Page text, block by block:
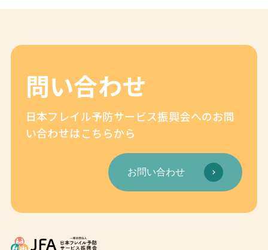
問い合わせ
日本フレイル予防サービス振興会へのお問
い合わせはこちらから
お問い合わせ